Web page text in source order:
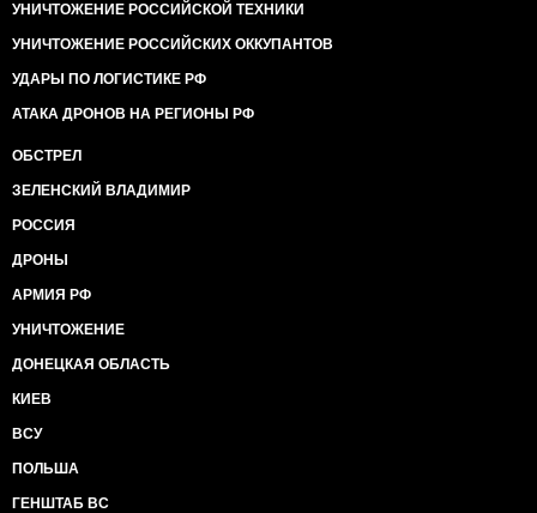
УНИЧТОЖЕНИЕ РОССИЙСКОЙ ТЕХНИКИ
УНИЧТОЖЕНИЕ РОССИЙСКИХ ОККУПАНТОВ
УДАРЫ ПО ЛОГИСТИКЕ РФ
АТАКА ДРОНОВ НА РЕГИОНЫ РФ
ОБСТРЕЛ
ЗЕЛЕНСКИЙ ВЛАДИМИР
РОССИЯ
ДРОНЫ
АРМИЯ РФ
УНИЧТОЖЕНИЕ
ДОНЕЦКАЯ ОБЛАСТЬ
КИЕВ
ВСУ
ПОЛЬША
ГЕНШТАБ ВС